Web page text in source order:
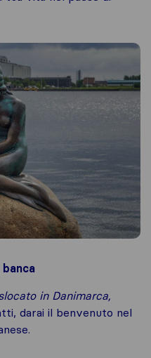
in Danimarca,
darai il benvenuto nel